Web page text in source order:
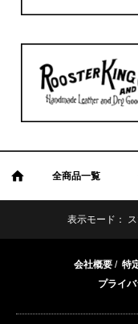
全商品一覧
表示モード：
会社概要 / 特
プライ